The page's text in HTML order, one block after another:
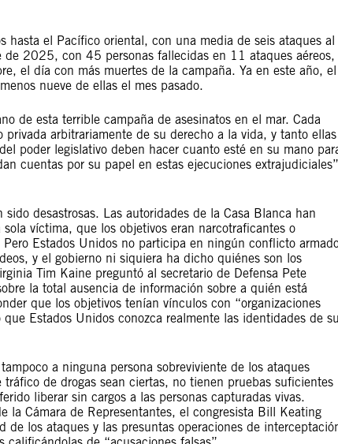
hasta el Pacífico oriental, con una media de seis ataques al
2025, con 45 personas fallecidas en 11 ataques aéreos,
el día con más muertes de la campaña. Ya en este año, el
nueve de ellas el mes pasado.
de esta terrible campaña de asesinatos en el mar. Cada
arbitrariamente de su derecho a la vida, y tanto ellas
poder legislativo deben hacer cuanto esté en su mano
cuentas por su papel en estas ejecuciones
desastrosas. Las autoridades de la Casa Blanca han
víctima, que los objetivos eran narcotraficantes o
Estados Unidos no participa en ningún conflicto
y el gobierno ni siquiera ha dicho quiénes son los
Tim Kaine preguntó al secretario de Defensa Pete
la total ausencia de información sobre a quién está
que los objetivos tenían vínculos con “organizaciones
Estados Unidos conozca realmente las identidades de
a ninguna persona sobreviviente de los ataques
de drogas sean ciertas, no tienen pruebas suficientes
liberar sin cargos a las personas capturadas vivas.
la Cámara de Representantes, el congresista Bill Keating
los ataques y las presuntas operaciones de